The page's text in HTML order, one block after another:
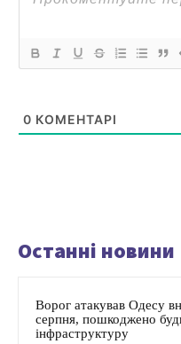
0 КОМЕНТАРІ
Останні новини
Ворог атакував Одесу
серпня, пошкоджено
інфраструктуру